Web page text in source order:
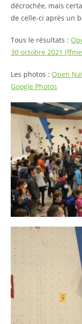
décrochée, mais
de celle-ci après un
Tous le résultats :
30 octobre 2021
Les photos : Open
Google Photos